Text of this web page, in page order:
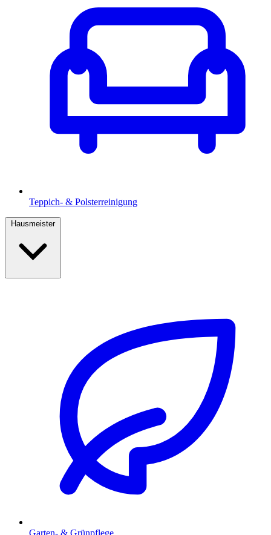
Teppich- & Polsterreinigung
Hausmeister
Garten- & Grünpflege